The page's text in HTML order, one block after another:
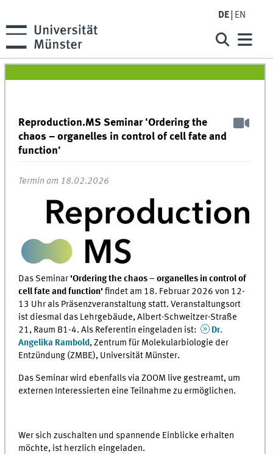
DE EN
Reproduction.MS Seminar 'Ordering the
chaos – organelles in control of cell fate and
function'
Termin am 18.02.2026
Das Seminar 'Ordering the chaos – organelles in control of
cell fate and function' findet am 18. Februar 2026 von 12-
13 Uhr als Präsenzveranstaltung statt. Veranstaltungsort
ist diesmal das Lehrgebäude, Albert-Schweitzer-Straße
21, Raum B1-4. Als Referentin eingeladen ist:
Dr.
Angelika Rambold, Zentrum für Molekularbiologie der
Entzündung (ZMBE), Universität Münster.
Das Seminar wird ebenfalls via ZOOM live gestreamt, um
externen Interessierten eine Teilnahme zu ermöglichen.
Wer sich zuschalten und spannende Einblicke erhalten
möchte, ist herzlich eingeladen.